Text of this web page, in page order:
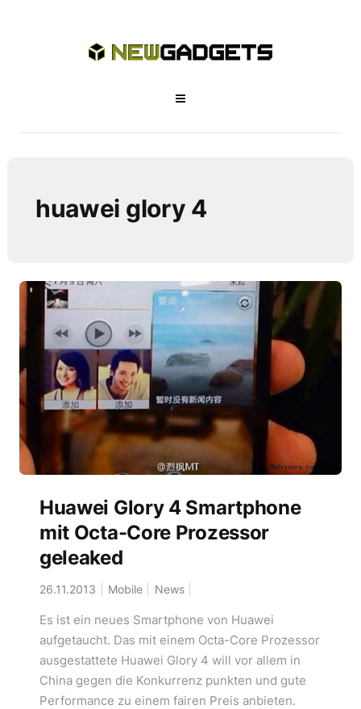
huawei glory 4
Huawei Glory 4 Smartphone
mit Octa-Core Prozessor
geleaked
26.11.2013 Mobile News
Es ist ein neues Smartphone von Huawei
aufgetaucht. Das mit einem Octa-Core Prozessor
ausgestattete Huawei Glory 4 will vor allem in
China gegen die Konkurrenz punkten und gute
Performance zu einem fairen Preis anbieten.